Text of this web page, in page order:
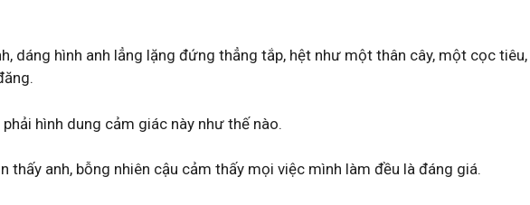
dáng hình anh lẳng lặng đứng thẳng tắp, hệt như một thân cây, một cọc tiêu,
hình dung cảm giác này như thế nào.
thấy anh, bỗng nhiên cậu cảm thấy mọi việc mình làm đều là đáng giá.